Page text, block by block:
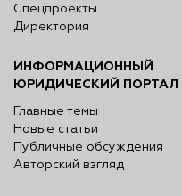
Спецпроекты
Директория
ИНФОРМАЦИОННЫЙ
ЮРИДИЧЕСКИЙ ПОРТАЛ
Главные темы
Новые статьи
Публичные обсуждения
Авторский взгляд